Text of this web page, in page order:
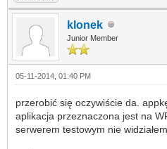
klonek
Junior Member
05-11-2014, 01:40 PM
przerobić się oczywiście da.
aplikacja przeznaczona jest na
serwerem testowym nie